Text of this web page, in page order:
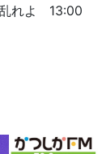
乱れよ 13:00